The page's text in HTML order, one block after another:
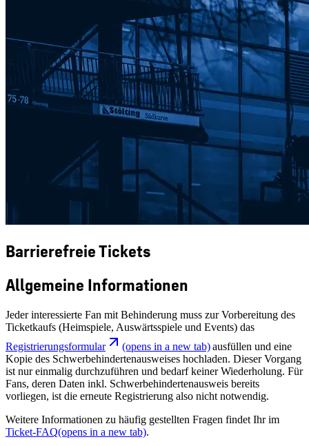
Barrierefreie Tickets
Allgemeine Informationen
Jeder interessierte Fan mit Behinderung muss zur Vorbereitung des
Ticketkaufs (Heimspiele, Auswärtsspiele und Events) das
Registrierungsformular
(opens in a new tab)ausfüllen und eine
Kopie des Schwerbehindertenausweises hochladen. Dieser Vorgang
ist nur einmalig durchzuführen und bedarf keiner Wiederholung. Für
Fans, deren Daten inkl. Schwerbehindertenausweis bereits
vorliegen, ist die erneute Registrierung also nicht notwendig.
Weitere Informationen zu häufig gestellten Fragen findet Ihr im
Ticket-FAQ(opens in a new tab).